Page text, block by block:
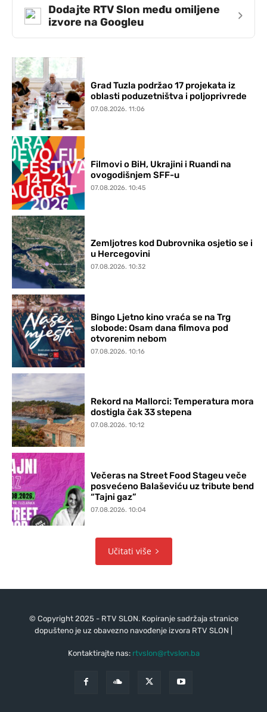
Dodajte RTV Slon među omiljene
izvore na Googleu
›
Grad Tuzla podržao 17 projekata iz
oblasti poduzetništva i poljoprivrede
07.08.2026. 11:06
Filmovi o BiH, Ukrajini i Ruandi na
ovogodišnjem SFF-u
07.08.2026. 10:45
Zemljotres kod Dubrovnika osjetio se i
u Hercegovini
07.08.2026. 10:32
Bingo Ljetno kino vraća se na Trg
slobode: Osam dana filmova pod
otvorenim nebom
07.08.2026. 10:16
Rekord na Mallorci: Temperatura mora
dostigla čak 33 stepena
07.08.2026. 10:12
Večeras na Street Food Stageu veče
posvećeno Balaševiću uz tribute bend
“Tajni gaz”
07.08.2026. 10:04
Učitati više
© Copyright 2025 - RTV SLON. Kopiranje sadržaja stranice
dopušteno je uz obavezno navođenje izvora RTV SLON |
Kontaktirajte nas: rtvslon@rtvslon.ba